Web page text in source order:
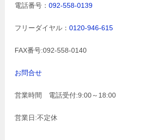
電話番号： 092-558-0139
フリーダイヤル： 0120-946-615
FAX番号:092-558-0140
お問合せ
営業時間 電話受付:9:00～18:00
営業日:不定休